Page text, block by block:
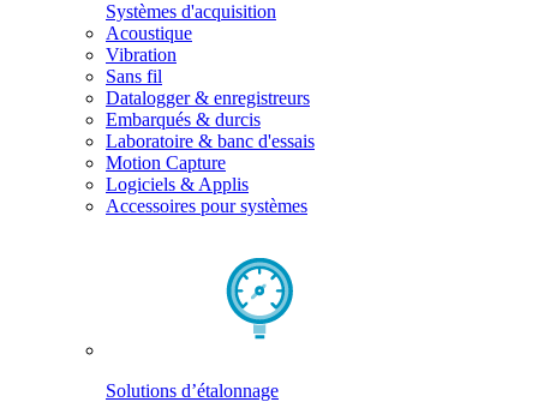
Systèmes d'acquisition
Acoustique
Vibration
Sans fil
Datalogger & enregistreurs
Embarqués & durcis
Laboratoire & banc d'essais
Motion Capture
Logiciels & Applis
Accessoires pour systèmes
Solutions d’étalonnage